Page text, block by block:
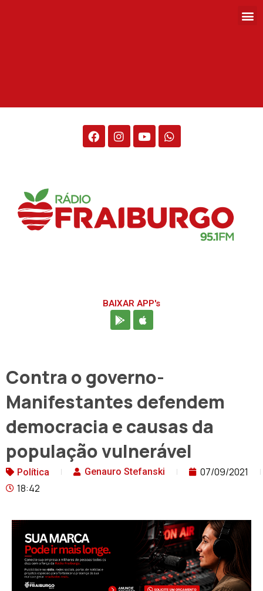
BAIXAR APP's
Contra o governo-
Manifestantes defendem
democracia e causas da
população vulnerável
Política Genauro Stefanski
07/09/2021
18:42